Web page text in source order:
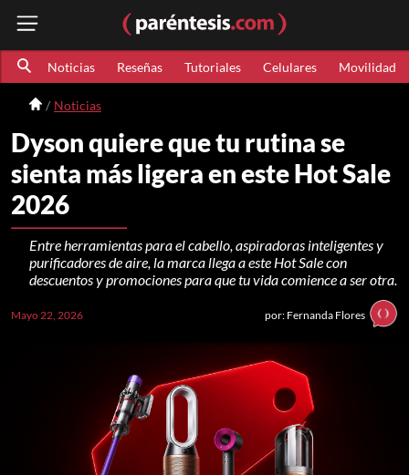
Noticias Reseñas Tutoriales Celulares Movilidad
Noticias
Dyson quiere que tu rutina se
sienta más ligera en este Hot Sale
2026
Entre herramientas para el cabello, aspiradoras inteligentes y
purificadores de aire, la marca llega a este Hot Sale con
descuentos y promociones para que tu vida comience a ser otra.
Mayo 22, 2026 por: Fernanda Flores